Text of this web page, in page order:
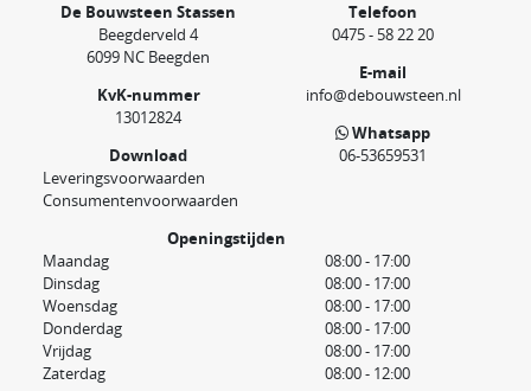
De Bouwsteen Stassen
Beegderveld 4
6099 NC Beegden
KvK-nummer
13012824
Download
Leveringsvoorwaarden
Consumentenvoorwaarden
Telefoon
0475 - 58 22 20
E-mail
info@debouwsteen.nl
Whatsapp
06-53659531
Openingstijden
Maandag
08:00 - 17:00
Dinsdag
08:00 - 17:00
Woensdag
08:00 - 17:00
Donderdag
08:00 - 17:00
Vrijdag
08:00 - 17:00
Zaterdag
08:00 - 12:00